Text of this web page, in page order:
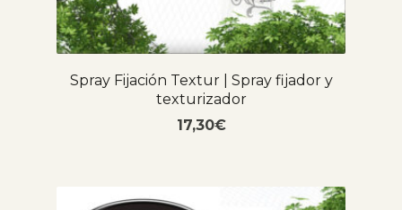
Spray Fijación Textur | Spray fijador y
texturizador
17,30€